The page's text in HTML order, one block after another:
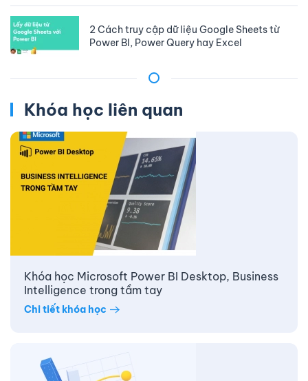
2 Cách truy cập dữ liệu Google Sheets từ
Power BI, Power Query hay Excel
Khóa học liên quan
Khóa học Microsoft Power BI Desktop, Business
Intelligence trong tầm tay
Chi tiết khóa học